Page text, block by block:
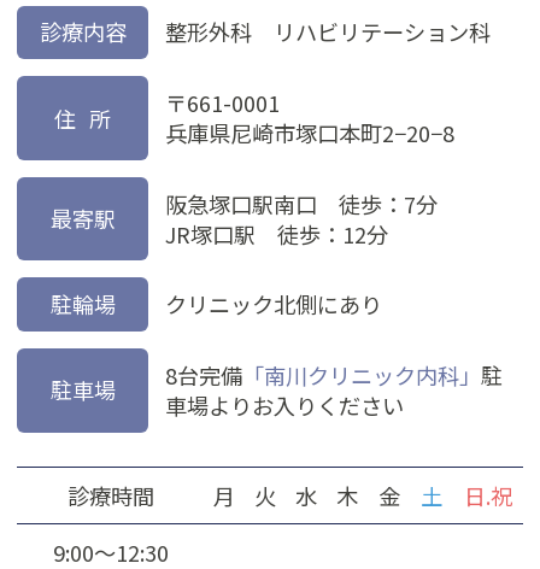
診療内容 整形外科 リハビリテーション科
住所
〒661-0001
兵庫県尼崎市塚口本町2−20−8
最寄駅
阪急塚口駅南口 徒歩：7分
JR塚口駅 徒歩：12分
駐輪場 クリニック北側にあり
駐車場 8台完備 「南川クリニック内科」駐
車場よりお入りください
診療時間 月 火 水 木 金 土
日.祝
9:00～12:30